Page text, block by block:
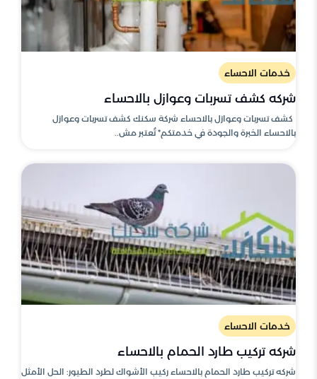
خدمات الاحساء
شركه كشف تسربات وعوازل بالاحساء
كشف تسربات وعوازل بالاحساء شركة سكنك كشف تسربات وعوازل
بالاحساء الخبرة والجودة في خدمتكم* تُعتبر مش..
خدمات الاحساء
شركه تركيب طارد الحمام بالاحساء
شركه تركيب طارد الحمام بالاحساء ركيب الأشواك لطرد الطيور: الحل الأمثل